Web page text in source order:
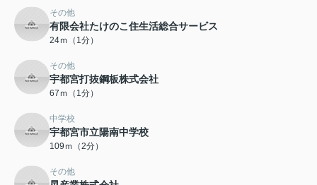
その他
有限会社たけのこ住生活総合サービス
24ｍ（1分）
その他
宇都宮打抜鋼板株式会社
67ｍ（1分）
中学校
宇都宮市立陽南中学校
109ｍ（2分）
その他